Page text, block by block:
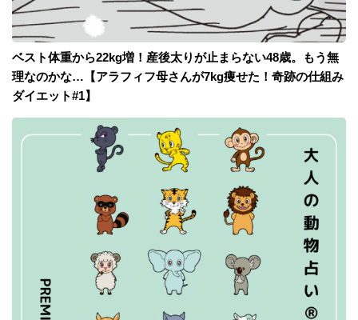
ベスト体重から22kg増！産後太りが止まらない48歳。もう無
理なのかな…【アラフィフ母さんが7kg痩せた！奇跡の仕組み
ダイエット#1】